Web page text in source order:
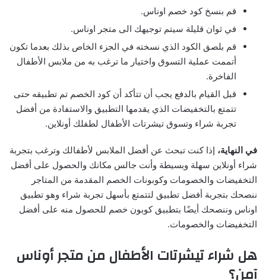
قم بنسخ كود خصم اوناس.
في ثوان قليلة سيتم توجيهك الى متجر اوناس.
قم بلصق الكود الذي نسخته في الجزء الخاص بذلك بعدما تكون
أتممت عملية التسوق واختيار ما ترغب به من ملابس الأطفال
الفاخرة.
قبل القيام بالدفع يجب أن تتأكد أن كود الخصم تم تطبيقه حتى
تتمتع بالتخفيضات الذي يقدمها التطبيق والاستفادة من أفضل
تجربة شراء وتسوق تيشرتات الأطفال لطفلك أونلاين.
في النهاية، إذا كنت تبحث عن أفضل الملابس لأطفالك وترغب بتجربة
شراء أونلاين سهلة وبسيطة وأنت جالس مكانك والحصول على أفضل
التخفيضات والخصومات وكوبونات الخصم المقدمة من المتاجر
ننصحك بتجربة أفضل تطبيق لتتمتع بأسهل تجربة شراء وهو تطبيق
اوناس وننصحك أيضًا بتطبيق كوبون خصم للحصول منه على أفضل
التخفيضات والخصومات.
هل شراء تيشرتات الأطفال من متجر أوناس
آمن؟